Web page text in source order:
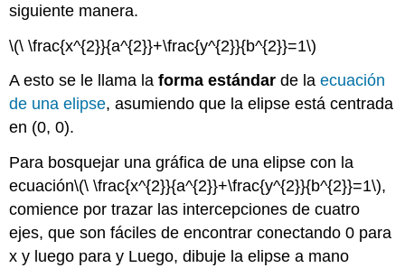
siguiente manera.
\(\ \frac{x^{2}}{a^{2}}+\frac{y^{2}}{b^{2}}=1\)
A esto se le llama laforma estándar de laecuación
de una elipse, asumiendo que la elipse está centrada
en (0, 0).
Para bosquejar una gráfica de una elipse con la
ecuación\(\ \frac{x^{2}}{a^{2}}+\frac{y^{2}}{b^{2}}=1\),
comience por trazar las intercepciones de cuatro
ejes, que son fáciles de encontrar conectando 0 para
x y luego para y Luego, dibuje la elipse a mano